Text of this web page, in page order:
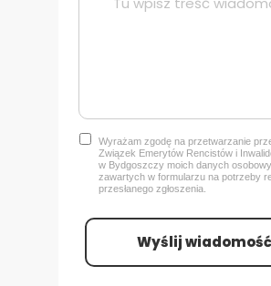
Wyrażam zgodę na przetwarzanie
Związek Emerytów Rencistów i
w Bydgoszczy moich danych
zawartych w formularzu na potrzeby
przesłanego zgłoszenia.
Wyślij wiadomość